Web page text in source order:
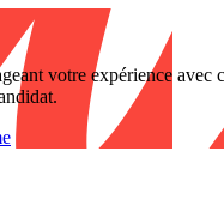
votre expérience avec